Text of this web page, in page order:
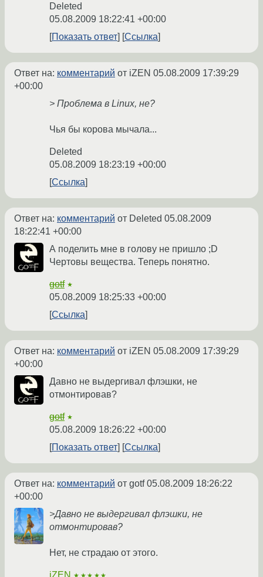
Deleted
05.08.2009 18:22:41 +00:00
Показать ответ
Ссылка
Ответ на: комментарий от iZEN 05.08.2009 17:39:29
+00:00
> Проблема в Linux, не?
Чья бы корова мычала...
Deleted
05.08.2009 18:23:19 +00:00
Ссылка
Ответ на: комментарий от Deleted 05.08.2009
18:22:41 +00:00
А поделить мне в голову не пришло ;D
Чертовы вещества. Теперь понятно.
gotf ★
05.08.2009 18:25:33 +00:00
Ссылка
Ответ на: комментарий от iZEN 05.08.2009 17:39:29
+00:00
Давно не выдергивал флэшки, не
отмонтировав?
gotf ★
05.08.2009 18:26:22 +00:00
Показать ответ
Ссылка
Ответ на: комментарий от gotf05.08.2009 18:26:22
+00:00
>Давно не выдергивал флэшки, не
отмонтировав?
Нет, не страдаю от этого.